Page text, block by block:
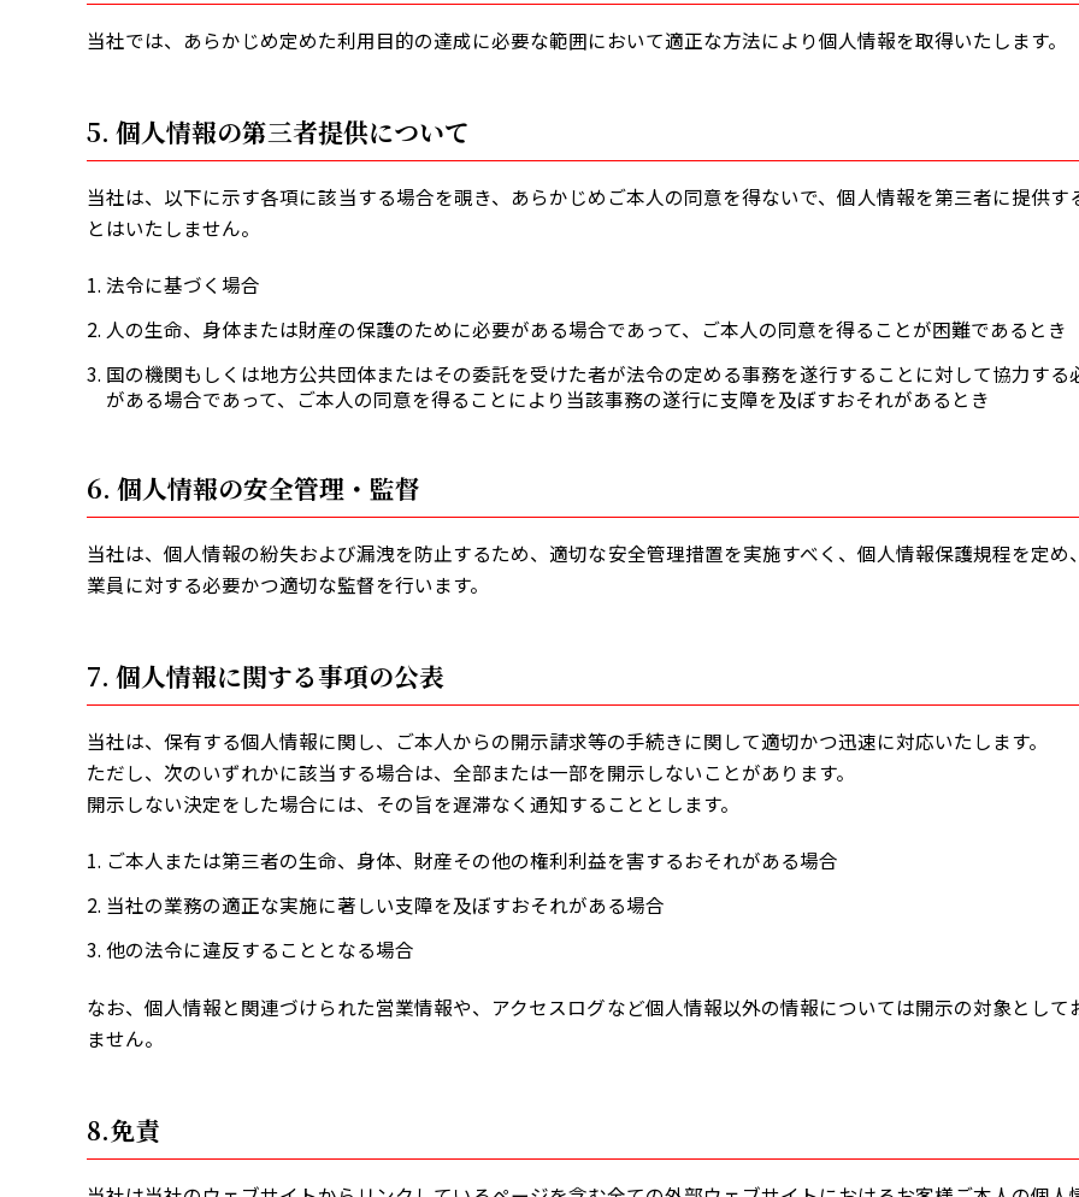
当社では、あらかじめ定めた利用目的の達成に必要な範囲において適正な方法により個人情報を取得いたします。
5. 個人情報の第三者提供について
当社は、以下に示す各項に該当する場合を覗き、あらかじめご本人の同意を得ないで、個人情報を第三者に提供す
とはいたしません。
法令に基づく場合
人の生命、身体または財産の保護のために必要がある場合であって、ご本人の同意を得ることが困難であるとき
国の機関もしくは地方公共団体またはその委託を受けた者が法令の定める事務を遂行することに対して協力する
がある場合であって、ご本人の同意を得ることにより当該事務の遂行に支障を及ぼすおそれがあるとき
6. 個人情報の安全管理・監督
当社は、個人情報の紛失および漏洩を防止するため、適切な安全管理措置を実施すべく、個人情報保護規程を定め
業員に対する必要かつ適切な監督を行います。
7. 個人情報に関する事項の公表
当社は、保有する個人情報に関し、ご本人からの開示請求等の手続きに関して適切かつ迅速に対応いたします。
ただし、次のいずれかに該当する場合は、全部または一部を開示しないことがあります。
開示しない決定をした場合には、その旨を遅滞なく通知することとします。
ご本人または第三者の生命、身体、財産その他の権利利益を害するおそれがある場合
当社の業務の適正な実施に著しい支障を及ぼすおそれがある場合
他の法令に違反することとなる場合
なお、個人情報と関連づけられた営業情報や、アクセスログなど個人情報以外の情報については開示の対象として
ません。
8.免責